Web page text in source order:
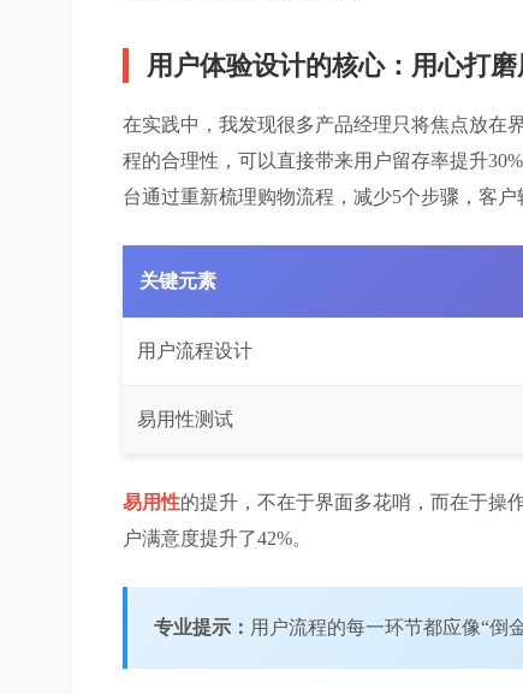
用户体验设计的核心：用心打
在实践中，我发现很多产品经理只将焦点放在
程的合理性，可以直接带来用户留存率提升
台通过重新梳理购物流程，减少5个步骤，客户
关键元素
用户流程设计
易用性测试
易用性的提升，不在于界面多花哨，而在于操
户满意度提升了42%。
专业提示： 用户流程的每一环节都应像“倒